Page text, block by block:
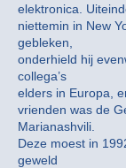
elektronica.
niettemin in New
gebleken,
onderhield hij
collega’s
elders in Europa,
vrienden was de
Marianashvili.
Deze moest in
geweld